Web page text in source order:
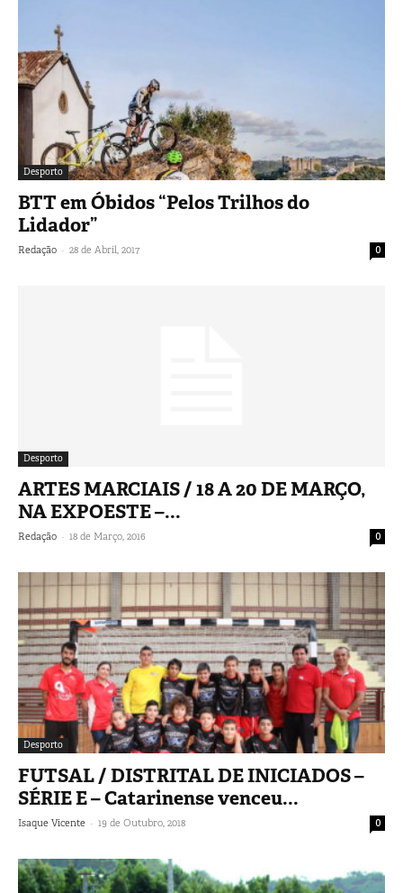
Desporto
BTT em Óbidos “Pelos Trilhos do
Lidador”
Redação - 28 de Abril, 2017 0
Desporto
ARTES MARCIAIS / 18 A 20 DE MARÇO,
NA EXPOESTE –...
Redação - 18 de Março, 2016 0
Desporto
FUTSAL / DISTRITAL DE INICIADOS –
SÉRIE E – Catarinense venceu...
Isaque Vicente - 19 de Outubro, 2018 0